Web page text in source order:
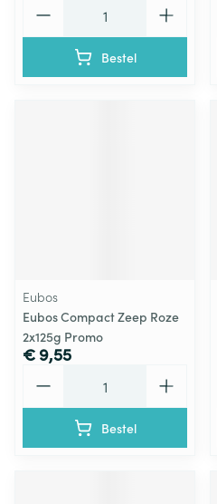
Bestel
Eubos
Eubos Compact Zeep Roze
2x125g Promo
€ 9,55
Bestel